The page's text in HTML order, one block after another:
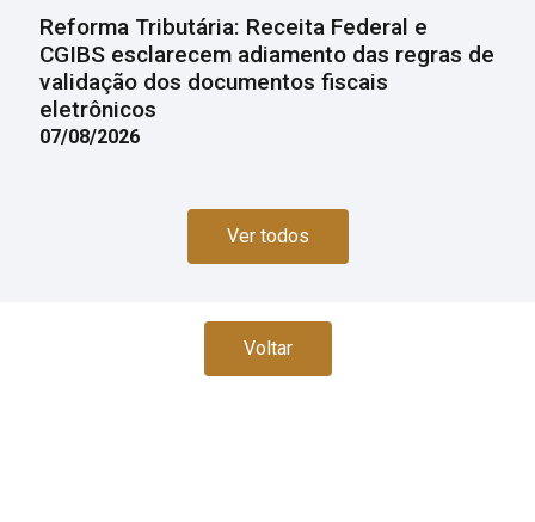
Reforma Tributária: Receita Federal e
CGIBS esclarecem adiamento das regras de
validação dos documentos fiscais
eletrônicos
07/08/2026
Ver todos
Voltar